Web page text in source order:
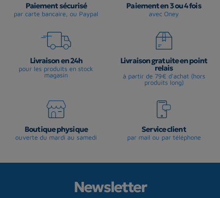
Paiement sécurisé
par carte bancaire, ou Paypal
Paiement en 3 ou 4 fois
avec Oney
Livraison en 24h
pour les produits en stock
magasin
Livraison gratuite en point
relais
à partir de 79€ d'achat (hors
produits long)
Boutique physique
ouverte du mardi au samedi
Service client
par mail ou par téléphone
Newsletter